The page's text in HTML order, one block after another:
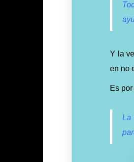
Y la
en no
Es
La